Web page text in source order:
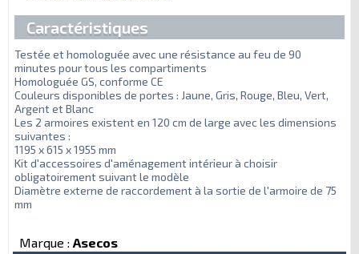
Caractéristiques
Testée et homologuée avec une résistance au feu de 90
minutes pour tous les compartiments
Homologuée GS, conforme CE
Couleurs disponibles de portes : Jaune, Gris, Rouge, Bleu, Vert,
Argent et Blanc
Les 2 armoires existent en 120 cm de large avec les dimensions
suivantes :
1195 x 615 x 1955 mm
Kit d'accessoires d'aménagement intérieur à choisir
obligatoirement suivant le modèle
Diamètre externe de raccordement à la sortie de l'armoire de 75
mm
Marque : Asecos